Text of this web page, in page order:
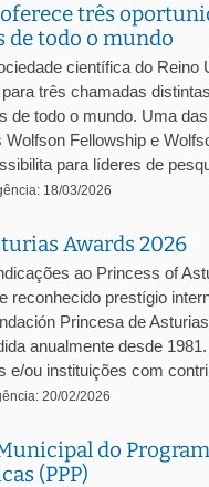
três
de todo o mundo
científica do Reino
três chamadas
de todo o mundo. Uma
Wolfson Fellowship e
para líderes de
18/03/2026
Awards 2026
ao Princess of
reconhecido prestígio
Princesa de
anualmente desde
e/ou instituições com
20/02/2026
Municipal do
(PPP)